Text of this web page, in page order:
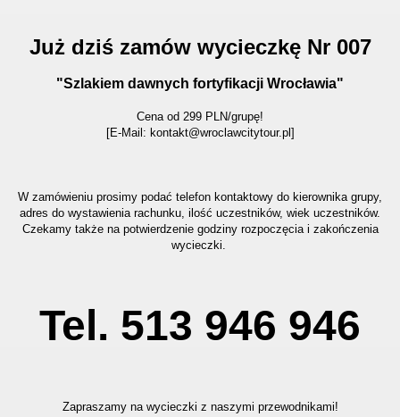
Już dziś zamów wycieczkę Nr 007
"Szlakiem dawnych fortyfikacji Wrocławia"
Cena od 299 PLN/grupę!
[E-Mail: kontakt@wroclawcitytour.pl ]
W zamówieniu prosimy podać telefon kontaktowy do kierownika grupy,
adres do wystawienia rachunku, ilość uczestników, wiek uczestników.
Czekamy także na potwierdzenie godziny rozpoczęcia i zakończenia
wycieczki.
Tel. 513 946 946
Zapraszamy na wycieczki z naszymi przewodnikami!